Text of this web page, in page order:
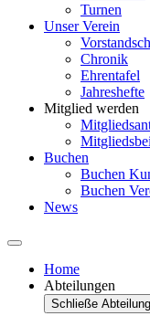
Turnen
Unser Verein
Chronik
Ehrentafel
Jahreshefte
Mitglied werden
Buchen
Buchen
Buchen
News
Home
Abteilungen
Schließe